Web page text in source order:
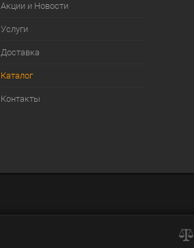
Акции и Новости
Услуги
Доставка
Каталог
Контакты